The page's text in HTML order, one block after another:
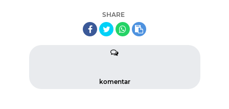
SHARE
komentar